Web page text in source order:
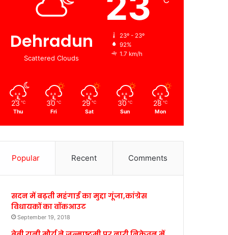
Dehradun
Scattered Clouds
23º - 23º
92%
1.7 km/h
23 ℃
Thu
30 ℃
Fri
29 ℃
Sat
30 ℃
Sun
28 ℃
Mon
Popular Recent Comments
सदन में बढ़ती महंगाई का मुद्दा गूंजा,कांग्रेस
विधायकों का वॉकआउट
September 19, 2018